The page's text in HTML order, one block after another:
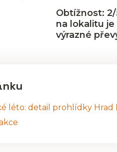
Obtížnost:
na lokalitu
výrazné
léto: detail prohlídky Hrad